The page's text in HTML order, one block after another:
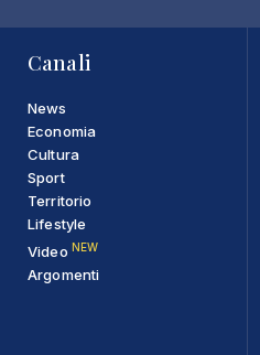
Canali
News
Economia
Cultura
Sport
Territorio
Lifestyle
Video NEW
Argomenti